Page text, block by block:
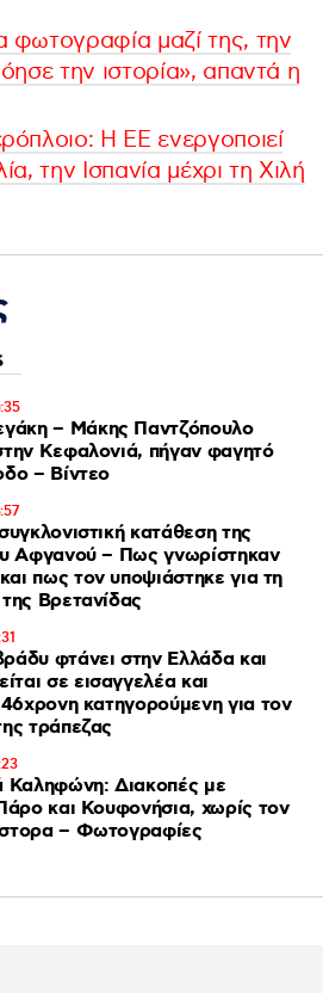
μαζί της, την
την ιστορία», απαντά η
Η ΕΕ ενεργοποιεί
την Ισπανία μέχρι τη Χιλή
πήγαν φαγητό
– Βίντεο
κατάθεση της
Αφγανού – Πως γνωρίστηκαν
πως τον υποψιάστηκε για τη
Βρετανίδας
φτάνει στην Ελλάδα και
σε εισαγγελέα και
κατηγορούμενη για τον
τράπεζας
Καληφώνη: Διακοπές με
και Κουφονήσια, χωρίς τον
– Φωτογραφίες